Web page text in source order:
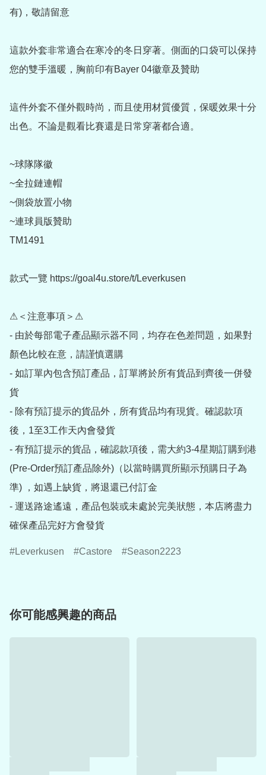
有)，敬請留意
這款外套非常適合在寒冷的冬日穿著。側面的口袋可以保持
您的雙手溫暖，胸前印有Bayer 04徽章及贊助
這件外套不僅外觀時尚，而且使用材質優質，保暖效果十分
出色。不論是觀看比賽還是日常穿著都合適。
~球隊隊徽
~全拉鏈連帽
~側袋放置小物
~連球員版贊助
TM1491
款式一覽 https://goal4u.store/t/Leverkusen
⚠＜注意事項＞⚠
- 由於每部電子產品顯示器不同，均存在色差問題，如果對
顏色比較在意，請謹慎選購
- 如訂單內包含預訂產品，訂單將於所有貨品到齊後一併發
貨
- 除有預訂提示的貨品外，所有貨品均有現貨。確認款項
後，1至3工作天內會發貨
- 有預訂提示的貨品，確認款項後，需大約3-4星期訂購到港
(Pre-Order預訂產品除外)（以當時購買所顯示預購日子為
準) ，如遇上缺貨，將退還已付訂金
- 運送路途遙遠，產品包裝或未處於完美狀態，本店將盡力
確保產品完好方會發貨
Leverkusen Castore Season2223
你可能感興趣的商品